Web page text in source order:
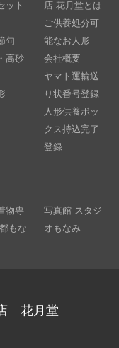
ット
句
高砂
店 花月堂とは
ご供養処分可
能なお人形
会社概要
ヤマト運輸送
り状番号登録
人形供養ボッ
クス持込完了
登録
物専
もな
写真館 スタジ
オもなみ
花月堂